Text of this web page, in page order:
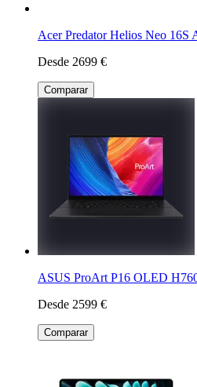
Acer Predator Helios Neo
Desde 2699 €
Comparar
ASUS ProArt P16 OLED
Desde 2599 €
Comparar